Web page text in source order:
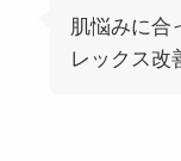
肌悩みに合
レックス改